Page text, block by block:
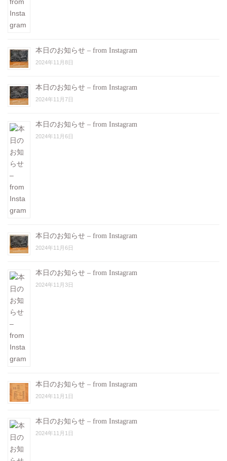
本日のお知らせ – from Instagram
2024年11月8日
本日のお知らせ – from Instagram
2024年11月7日
本日のお知らせ – from Instagram
2024年11月6日
本日のお知らせ – from Instagram
2024年11月6日
本日のお知らせ – from Instagram
2024年11月3日
本日のお知らせ – from Instagram
2024年11月1日
本日のお知らせ – from Instagram
2024年11月1日